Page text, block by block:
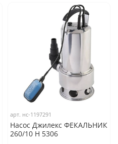
арт. нс-1197291
Насос Джилекс ФЕКАЛЬНИК
260/10 Н 5306